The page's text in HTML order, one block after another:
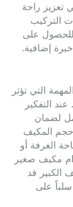
تعزيز راحة
التركيب
للحصول على
إضافية.
التي تؤثر
التفكير
لضمان
حجم المكيف
الغرفة أو
مكيف صغير
الكبير قد
سلباً على